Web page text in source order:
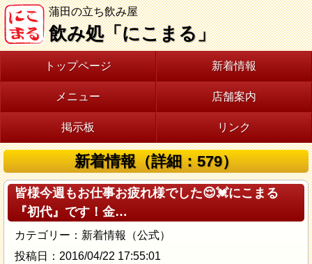
蒲田の立ち飲み屋
飲み処「にこまる」
トップページ 新着情報
メニュー 店舗案内
掲示板 リンク
新着情報（詳細：579）
皆様今週もお仕事お疲れ様でした😌💓にこまる
『初代』です！金…
カテゴリー：新着情報（公式）
投稿日：2016/04/22 17:55:01